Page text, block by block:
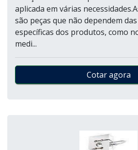
aplicada em várias
são peças que não dependem
específicas dos produtos, como
medi...
Cotar agora